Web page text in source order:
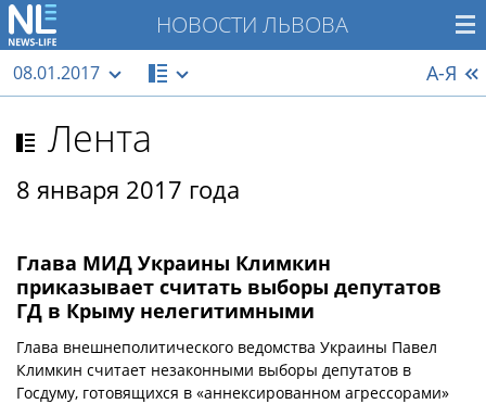
НОВОСТИ ЛЬВОВА
08.01.2017 А-Я
Лента
8 января 2017 года
Глава МИД Украины Климкин
приказывает считать выборы депутатов
ГД в Крыму нелегитимными
Глава внешнеполитического ведомства Украины Павел
Климкин считает незаконными выборы депутатов в
Госдуму, готовящихся в «аннексированном агрессорами»